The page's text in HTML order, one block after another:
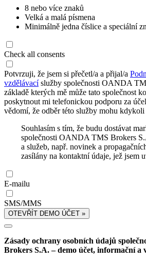
8 nebo více znaků
Velká a malá písmena
Minimálně jedna číslice a speciální
Check all consents
Potvrzuji, že jsem si přečetl/a a přijal/a
vzdělávacíslužby společnosti OANDA
základě kterých mě může tato společnost
poskytnout mi telefonickou podporu za
vědomí, že odběr této služby mohu kdykoli
Souhlasím s tím, že budu dostávat
společnosti OANDA TMS Brokers
a služeb, např. novinek a
zasílány na kontaktní údaje, jež jsem
E-mailu
SMS/MMS
OTEVŘÍT DEMO ÚČET »
Zásady ochrany osobních údajů
Brokers S.A. – demo účet, informační a